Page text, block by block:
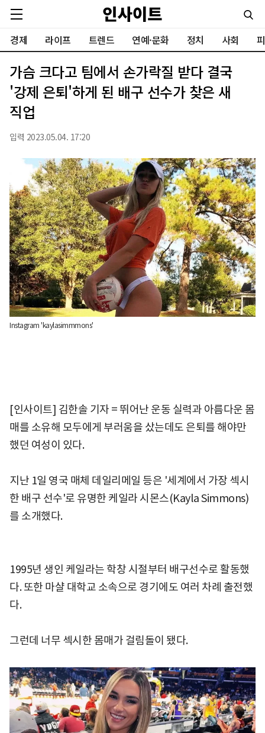
경제 라이프 트렌드 연예·문화 정치 사회
가슴 크다고 팀에서 손가락질 받다 결국
'강제 은퇴'하게 된 배구 선수가 찾은 새
직업
입력 2023.05.04. 17:20
Instagram 'kaylasimmmons'
[인사이트] 김한솔 기자 = 뛰어난 운동 실력과 아름다운 몸
매를 소유해 모두에게 부러움을 샀는데도 은퇴를 해야만
했던 여성이 있다.
지난 1일 영국 매체 데일리메일 등은 '세계에서 가장 섹시
한 배구 선수'로 유명한 케일라 시몬스(Kayla Simmons)
를 소개했다.
1995년 생인 케일라는 학창 시절부터 배구선수로 활동했
다. 또한 마샬 대학교 소속으로 경기에도 여러 차례 출전했
다.
그런데 너무 섹시한 몸매가 걸림돌이 됐다.